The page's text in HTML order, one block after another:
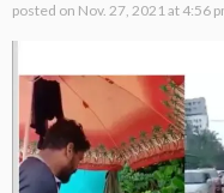
posted on Nov. 27, 2021 at 4:56